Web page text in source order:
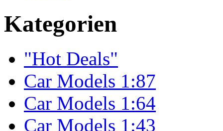
Kategorien
"Hot Deals"
Car Models 1:87
Car Models 1:64
Car Models 1:43